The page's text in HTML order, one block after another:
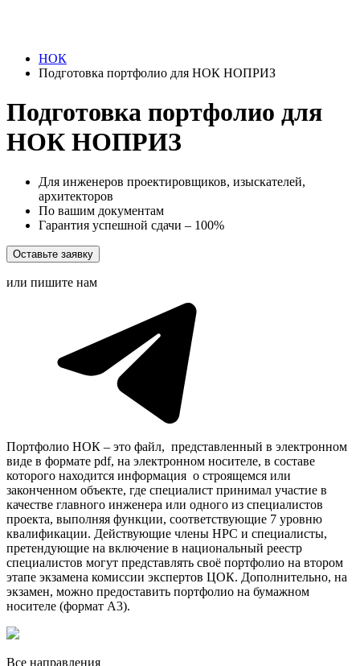
НОК
Подготовка портфолио для НОК НОПРИЗ
Подготовка портфолио для
НОК НОПРИЗ
Для инженеров проектировщиков, изыскателей,
архитекторов
По вашим документам
Гарантия успешной сдачи – 100%
Оставьте заявку
или пишите нам
Портфолио НОК – это файл, представленный в электронном
виде в формате pdf, на электронном носителе, в составе
которого находится информация о строящемся или
законченном объекте, где специалист принимал участие в
качестве главного инженера или одного из специалистов
проекта, выполняя функции, соответствующие 7 уровню
квалификации. Действующие члены НРС и специалисты,
претендующие на включение в национальный реестр
специалистов могут представлять своё портфолио на втором
этапе экзамена комиссии экспертов ЦОК. Дополнительно, на
экзамен, можно предоставить портфолио на бумажном
носителе (формат А3).
Все направления